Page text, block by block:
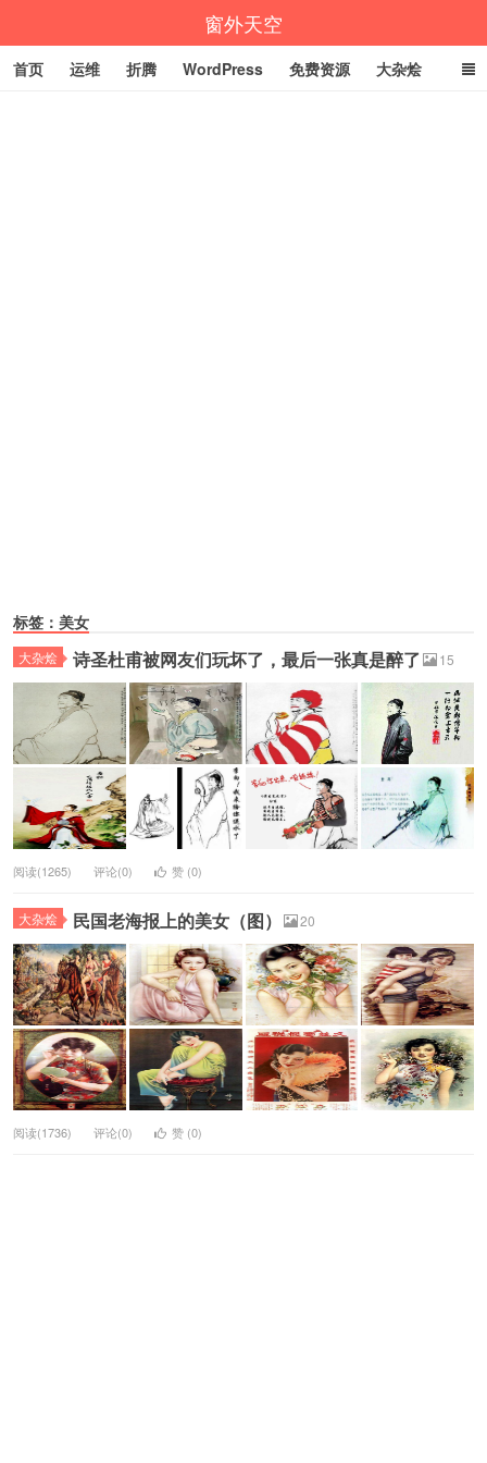
窗外天空
首页 运维 折腾 WordPress 免费资源 大杂烩
标签：美女
大杂烩 诗圣杜甫被网友们玩坏了，最后一张真是醉了 15
阅读(1265) 评论(0) 赞 (0)
大杂烩 民国老海报上的美女（图） 20
阅读(1736) 评论(0) 赞 (0)